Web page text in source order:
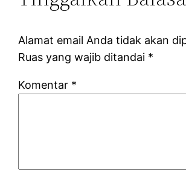
Alamat email Anda tidak akan
Ruas yang wajib ditandai *
Komentar *